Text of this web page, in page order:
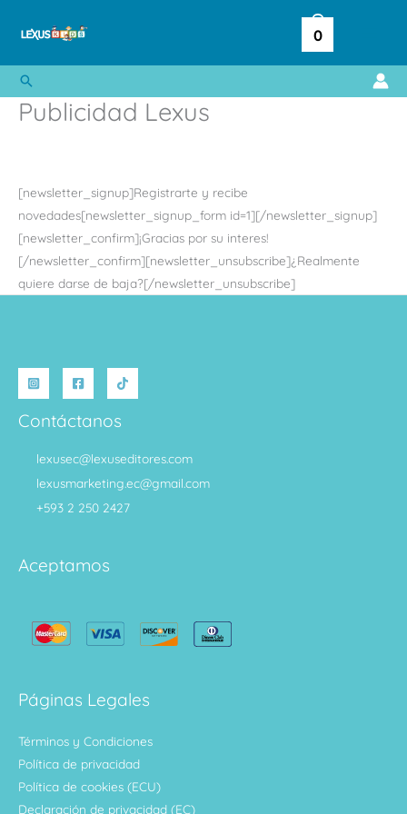
0
Buscar
Publicidad Lexus
[newsletter_signup]Registrarte y recibe
novedades[newsletter_signup_form id=1][/newsletter_signup]
[newsletter_confirm]¡Gracias por su interes!
[/newsletter_confirm][newsletter_unsubscribe]¿Realmente
quiere darse de baja?[/newsletter_unsubscribe]
Contáctanos
lexusec@lexuseditores.com
lexusmarketing.ec@gmail.com
+593 2 250 2427
Aceptamos
Páginas Legales
Términos y Condiciones
Política de privacidad
Política de cookies (ECU)
Declaración de privacidad (EC)